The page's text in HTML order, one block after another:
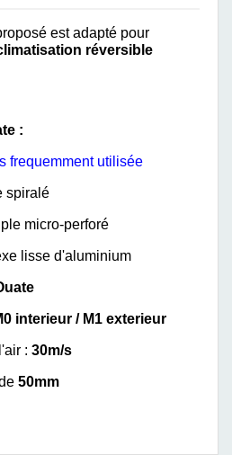
est adapté pour
réversible
:
frequemment utilisée
spiralé
micro-perforé
lisse d'aluminium
interieur / M1 exterieur
: 30m/s
50mm